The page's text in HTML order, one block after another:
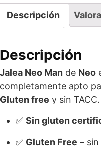
Descripción
Descripción
Jalea Neo Man de Neo
completamente apto
Gluten free y sin TACC.
✅ Sin gluten
✅ Gluten Free –